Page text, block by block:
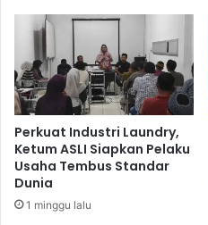
n
u
a
f
a
a
n
g
Perkuat Industri Laundry,
Ketum ASLI Siapkan Pelaku
Usaha Tembus Standar
Dunia
1 minggu lalu